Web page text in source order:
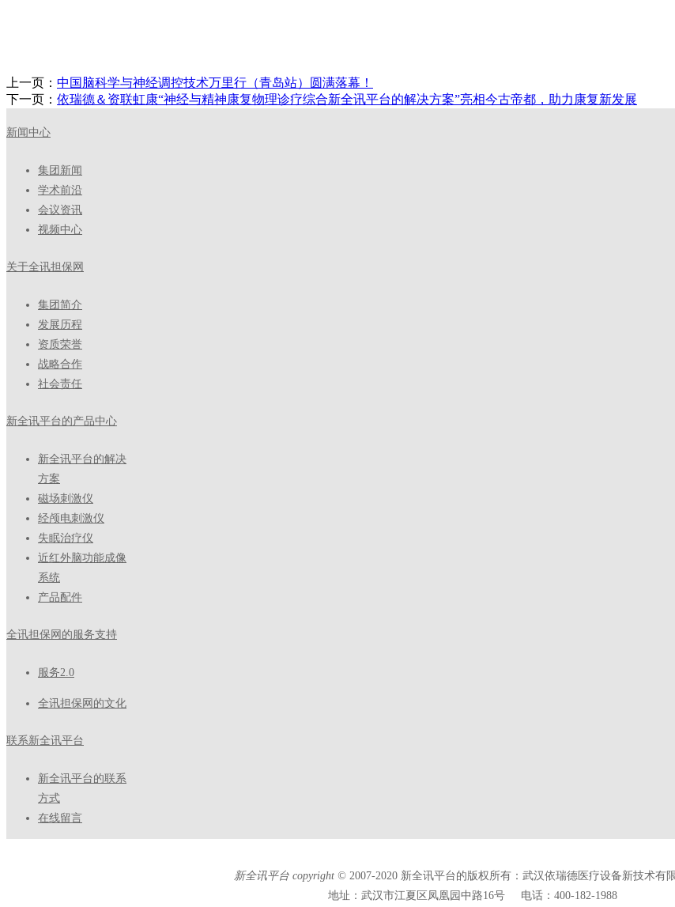
上一页： 中国脑科学与神经调控技术万里行（青岛站）圆满落幕！
下一页： 依瑞德＆资联虹康“神经与精神康复物理诊疗综合新全讯平台的解决方案”亮相今古帝都，助力康复新发展
新闻中心
集团新闻
学术前沿
会议资讯
视频中心
关于全讯担保网
集团简介
发展历程
资质荣誉
战略合作
社会责任
新全讯平台的产品中心
新全讯平台的解决
方案
磁场刺激仪
经颅电刺激仪
失眠治疗仪
近红外脑功能成像
系统
产品配件
全讯担保网的服务支持
服务2.0
全讯担保网的文化
联系新全讯平台
新全讯平台的联系
方式
在线留言
新全讯平台 copyright © 2007-2020 新全讯平台的版权所有：武汉依瑞德医疗设备新技术有
地址：武汉市江夏区凤凰园中路16号
电话：400-182-1988